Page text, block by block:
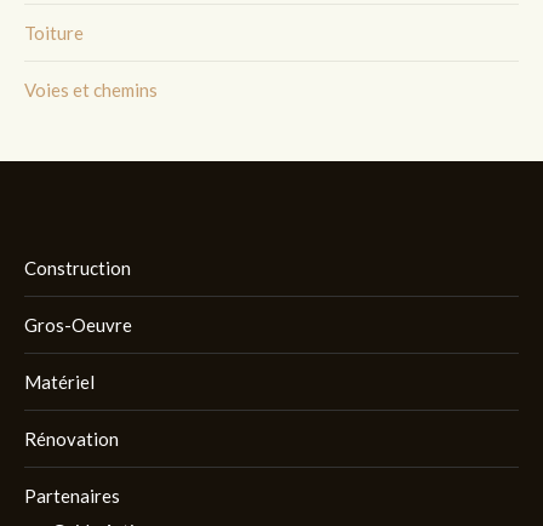
Toiture
Voies et chemins
Construction
Gros-Oeuvre
Matériel
Rénovation
Partenaires